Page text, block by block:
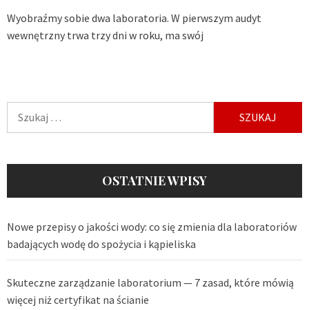
Wyobraźmy sobie dwa laboratoria. W pierwszym audyt
wewnętrzny trwa trzy dni w roku, ma swój
OSTATNIE WPISY
Nowe przepisy o jakości wody: co się zmienia dla laboratoriów
badających wodę do spożycia i kąpieliska
Skuteczne zarządzanie laboratorium — 7 zasad, które mówią
więcej niż certyfikat na ścianie